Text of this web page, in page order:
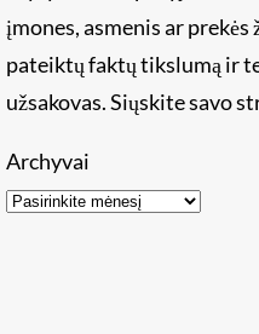
įmones, asmenis ar
pateiktų faktų tikslumą ir
užsakovas. Siųskite savo
Archyvai